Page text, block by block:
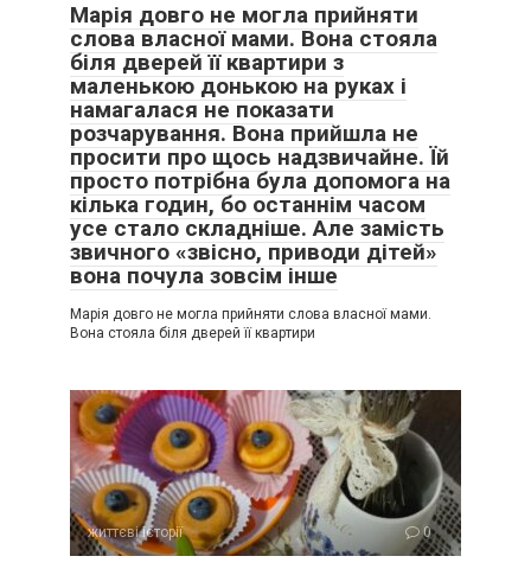
Марія довго не могла прийняти
слова власної мами. Вона стояла
біля дверей її квартири з
маленькою донькою на руках і
намагалася не показати
розчарування. Вона прийшла не
просити про щось надзвичайне. Їй
просто потрібна була допомога на
кілька годин, бо останнім часом
усе стало складніше. Але замість
звичного «звісно, приводи дітей»
вона почула зовсім інше
Марія довго не могла прийняти слова власної мами.
Вона стояла біля дверей її квартири
життєві історії 0